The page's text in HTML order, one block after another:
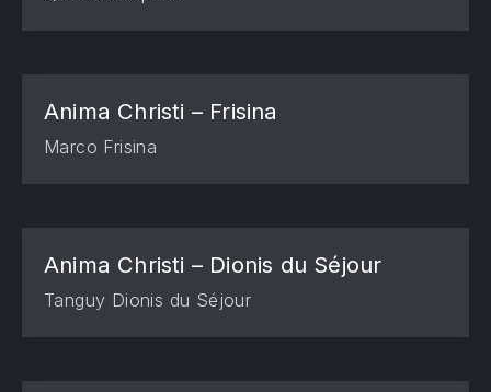
Anima Christi – Frisina
Marco Frisina
Anima Christi – Dionis du Séjour
Tanguy Dionis du Séjour